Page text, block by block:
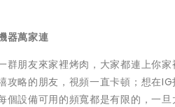
器萬家連
群朋友來家裡烤肉，大家都連上你
攻略的朋友，視頻一直卡頓；想在
個設備可用的頻寬都是有限的，一